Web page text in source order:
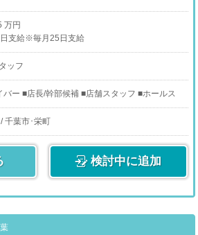
万円
支給※毎月25日支給
ッフ
バー ■店長/幹部候補 ■店舗スタッフ ■ホールス
千葉市･栄町
検討中に追加